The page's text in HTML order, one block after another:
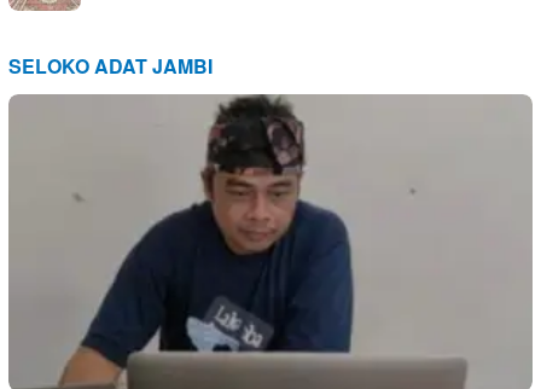
SELOKO ADAT JAMBI